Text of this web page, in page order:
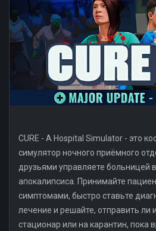
CURE - A Hospital Simulator - это
симулятор ночного приёмного
друзьями управляете больницей
апокалипсиса. Принимайте
симптомами, быстро ставьте
лечение и решайте, отправить ли
стационар или на карантин, пока